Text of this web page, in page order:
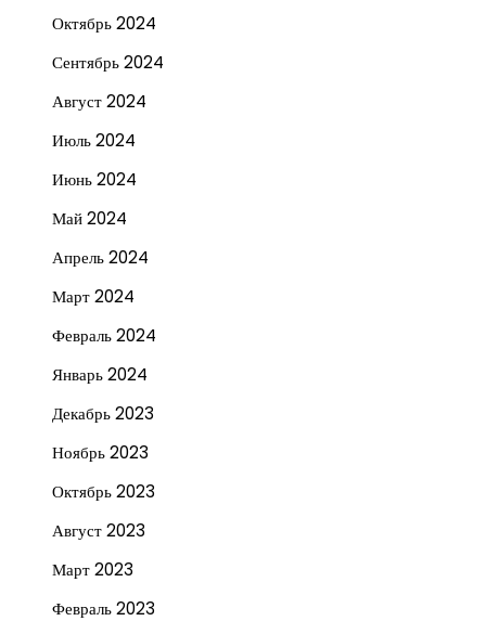
Октябрь 2024
Сентябрь 2024
Август 2024
Июль 2024
Июнь 2024
Май 2024
Апрель 2024
Март 2024
Февраль 2024
Январь 2024
Декабрь 2023
Ноябрь 2023
Октябрь 2023
Август 2023
Март 2023
Февраль 2023